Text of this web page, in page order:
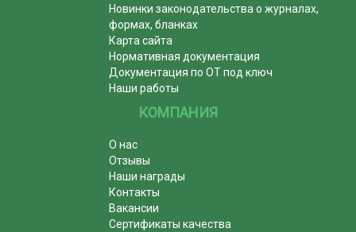
Новинки законодательства о журналах,
формах, бланках
Карта сайта
Нормативная документация
Документация по ОТ под ключ
Наши работы
КОМПАНИЯ
О нас
Отзывы
Наши награды
Контакты
Вакансии
Сертификаты качества